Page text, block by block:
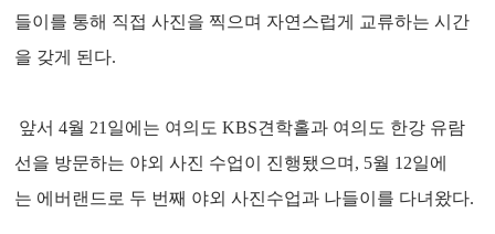
들이를 통해 직접 사진을 찍으며 자연스럽게 교류하는 시간
을 갖게 된다.
앞서 4월 21일에는 여의도 KBS견학홀과 여의도 한강 유람
선을 방문하는 야외 사진 수업이 진행됐으며, 5월 12일에
는 에버랜드로 두 번째 야외 사진수업과 나들이를 다녀왔다.